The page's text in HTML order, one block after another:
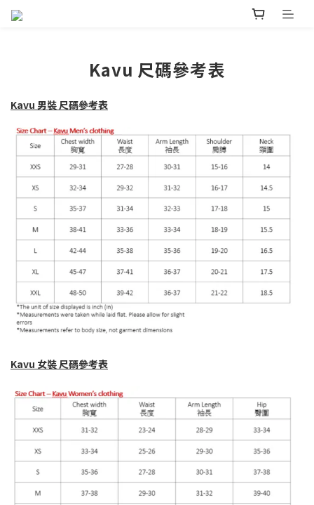
Kavu 尺碼參考表
Kavu 男裝尺碼參考表
Kavu 女裝 尺碼參考表